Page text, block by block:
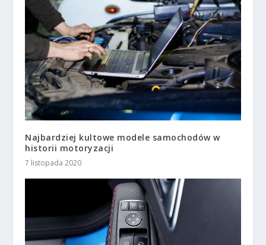
Najbardziej kultowe modele samochodów w
historii motoryzacji
7 listopada 2020